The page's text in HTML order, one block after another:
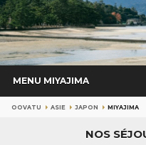
MENU MIYAJIMA
OOVATU ASIE JAPON MIYAJIMA
NOS